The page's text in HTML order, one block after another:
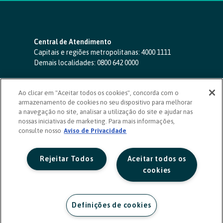
Central de Atendimento
Capitais e regiões metropolitanas: 4000 1111
Demais localidades: 0800 642 0000
SAC 24 horas-0800 724 4420
Ouvidoria
0800 725 0996
(de segunda a sexta, das 8h às 20h)
ouvidoriasicoob.com.br
Deficientes auditivos ou de fala
Ao clicar em "Aceitar todos os cookies", concorda com o
armazenamento de cookies no seu dispositivo para melhorar
a navegação no site, analisar a utilização do site e ajudar nas
nossas iniciativas de marketing. Para mais informações,
consulte nosso Aviso de Privacidade
Aceitar todos os
cookies
Rejeitar Todos
Definições de cookies